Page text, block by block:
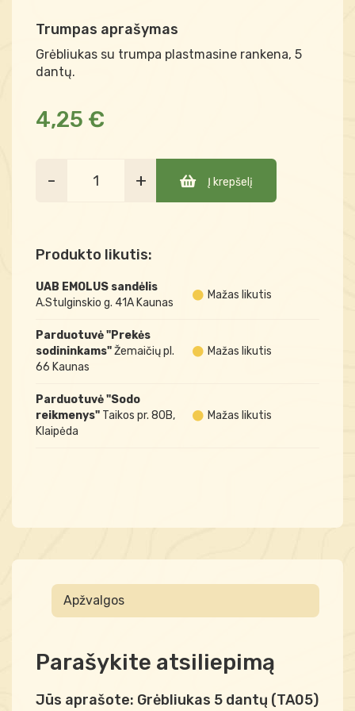
Trumpas aprašymas
Grėbliukas su trumpa plastmasine rankena, 5
dantų.
4,25 €
- + Į krepšelį
Produkto likutis:
UAB EMOLUS sandėlis
A.Stulginskio g. 41A Kaunas
Mažas likutis
Parduotuvė "Prekės
sodininkams"Žemaičių pl.
66 Kaunas
Mažas likutis
Parduotuvė "Sodo
reikmenys" Taikos pr. 80B,
Klaipėda
Mažas likutis
Apžvalgos
Parašykite atsiliepimą
Jūs aprašote: Grėbliukas 5 dantų (TA05)